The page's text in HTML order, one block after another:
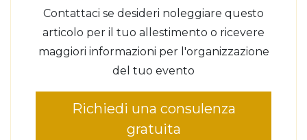
Contattaci se desideri noleggiare questo
articolo per il tuo allestimento o ricevere
maggiori informazioni per l'organizzazione
del tuo evento
Richiedi una consulenza
gratuita